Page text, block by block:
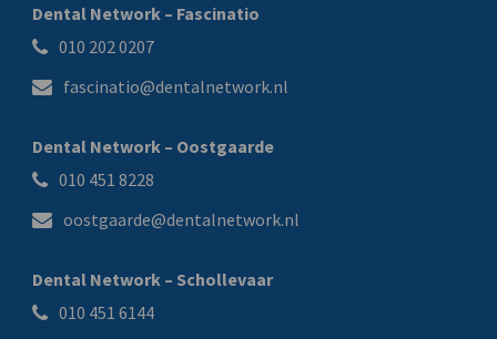
Dental Network – Fascinatio
010 202 0207
fascinatio@dentalnetwork.nl
Dental Network – Oostgaarde
010 451 8228
oostgaarde@dentalnetwork.nl
Dental Network – Schollevaar
010 451 6144